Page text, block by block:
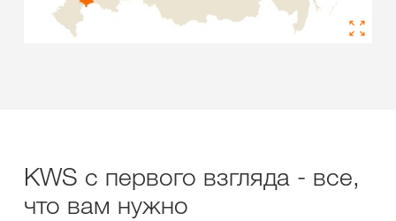
KWS с первого взгляда - все,
что вам нужно